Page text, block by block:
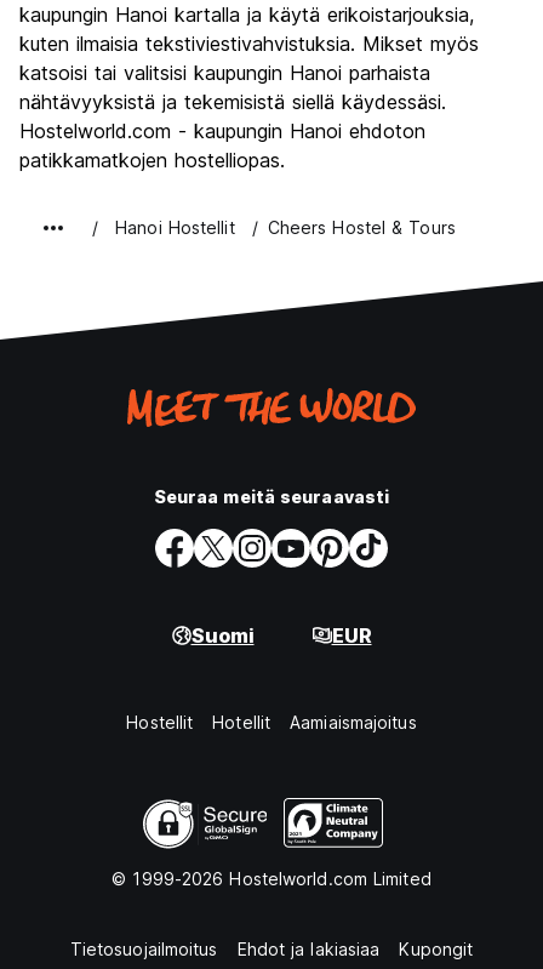
Rahanarvoinen
8.8
kaupungin Hanoi kartalla ja käytä erikoistarjouksia,
kuten ilmaisia tekstiviestivahvistuksia. Mikset myös
katsoisi tai valitsisi kaupungin Hanoi parhaista
nähtävyyksistä ja tekemisistä siellä käydessäsi.
Hostelworld.com - kaupungin Hanoi ehdoton
patikkamatkojen hostelliopas.
Hanoi Hostellit Cheers Hostel & Tours
Seuraa meitä seuraavasti
Suomi EUR
Hostellit Hotellit Aamiaismajoitus
© 1999-2026 Hostelworld.com Limited
Tietosuojailmoitus Ehdot ja lakiasiaa Kupongit